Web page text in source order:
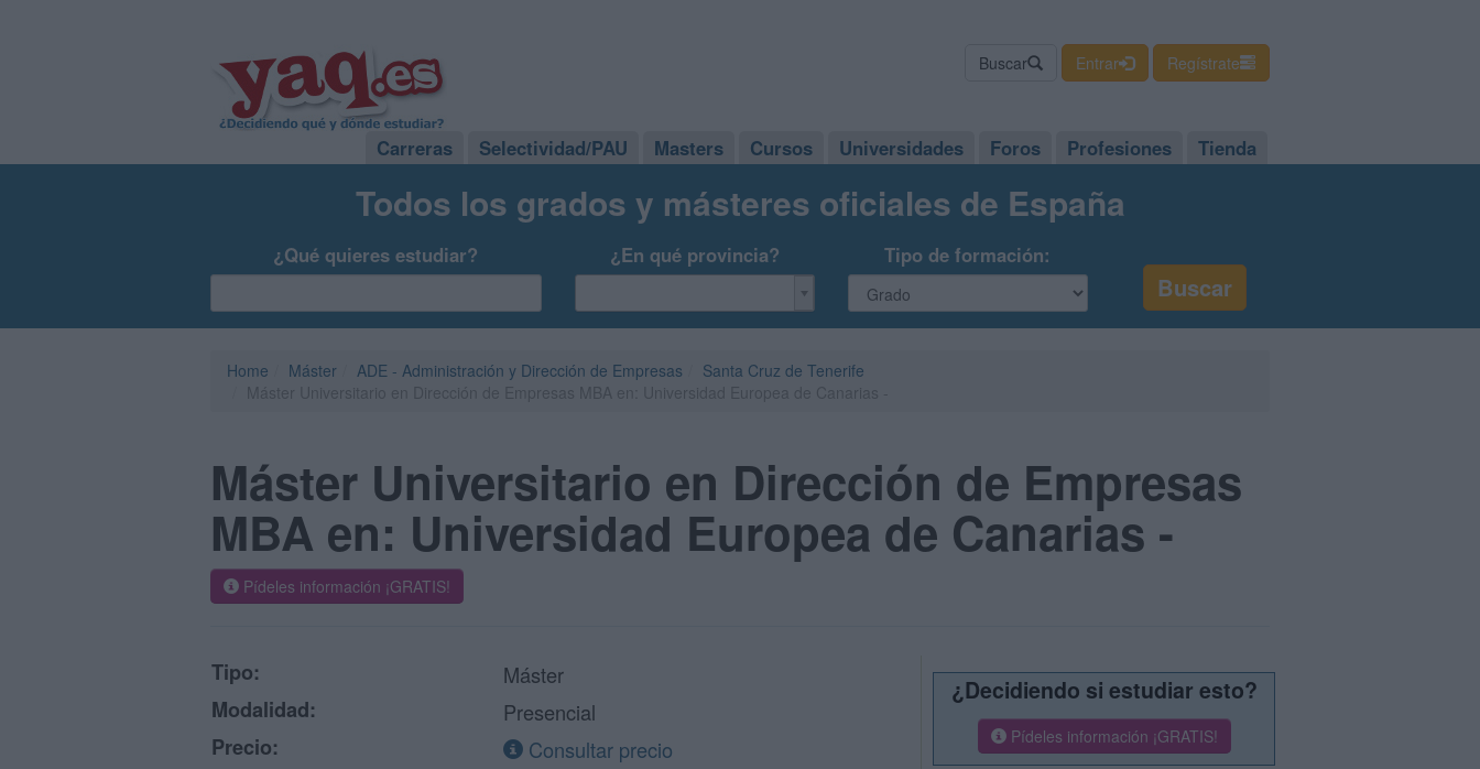
Buscar Entrar Regístrate
Carreras Selectividad/PAU Masters Cursos Universidades Foros Profesiones Tienda
Todos los grados y másteres oficiales de España
¿Qué quieres estudiar? ¿En qué provincia? Tipo de formación:
Home Máster ADE - Administración y Dirección de Empresas
Santa Cruz de Tenerife
Máster Universitario en Dirección de Empresas
MBA en: Universidad Europea de Canarias -
Pídeles información ¡GRATIS!
Tipo:
Máster
Modalidad:
Presencial
Precio:
Consultar precio
¿Decidiendo si estudiar esto?
Pídeles información ¡GRATIS!